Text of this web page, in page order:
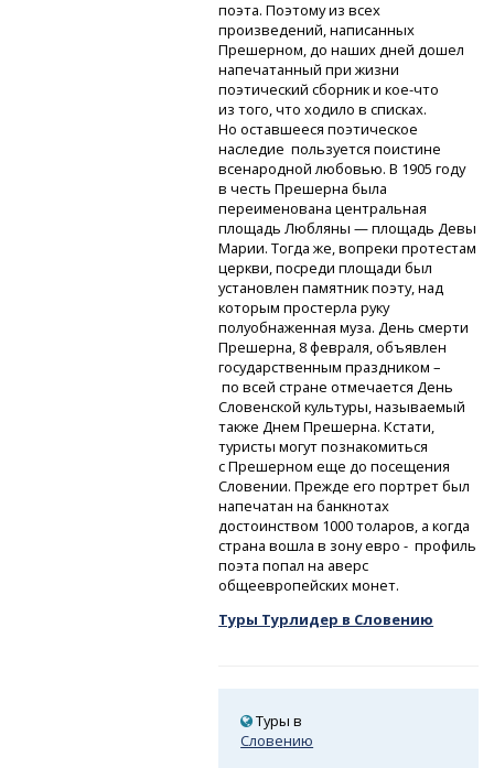
поэта. Поэтому из всех
произведений, написанных
Прешерном, до наших дней дошел
напечатанный при жизни
поэтический сборники кое-что
из того, что ходило в списках.
Но оставшееся поэтическое
наследие пользуется поистине
всенародной любовью. В 1905 году
в честь Прешерна была
переименована центральная
площадь Любляны — площадь Девы
Марии. Тогда же, вопреки протестам
церкви, посреди площади был
установлен памятник поэту, над
которым простерла руку
полуобнаженная муза. День смерти
Прешерна, 8 февраля, объявлен
государственным праздником –
по всей стране отмечается День
Словенской культуры, называемый
также Днем Прешерна. Кстати,
туристы могут познакомиться
с Прешерном еще до посещения
Словении. Прежде его портрет был
напечатан на банкнотах
достоинством 1000 толаров, а когда
страна вошла в зону евро - профиль
поэта попал на аверс
общеевропейских монет.
Туры Турлидер в Словению
Туры в
Словению